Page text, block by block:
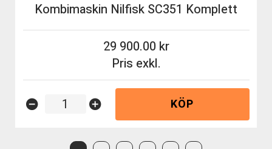
Kombimaskin Nilfisk SC351 Komplett
Pris exkl.
29 900.00
remove_circle add_circle KÖP